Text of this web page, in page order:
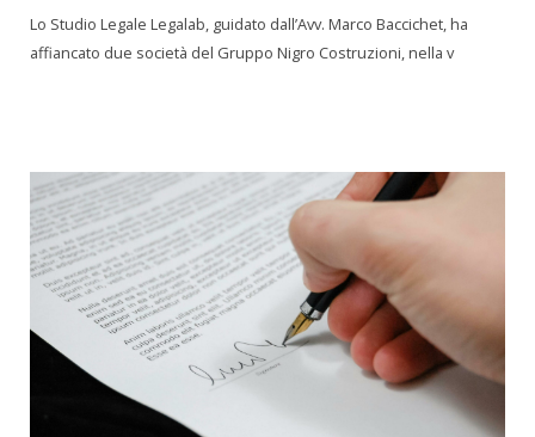
Lo Studio Legale Legalab, guidato dall’Avv. Marco Baccichet, ha
affiancato due società del Gruppo Nigro Costruzioni, nella v